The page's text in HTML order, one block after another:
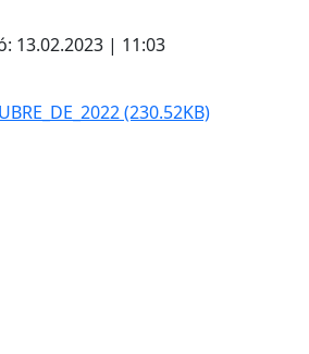
13.02.2023 | 11:03
(230.52KB)